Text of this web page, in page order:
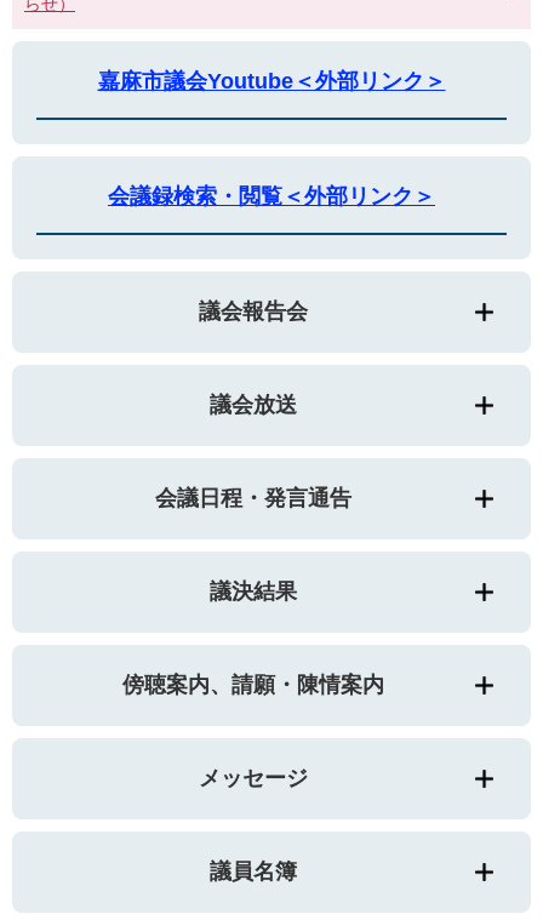
嘉麻市議会Youtube＜外部リンク＞
会議録検索・閲覧＜外部リンク＞
議会報告会
議会放送
会議日程・発言通告
議決結果
傍聴案内、請願・陳情案内
メッセージ
議員名簿